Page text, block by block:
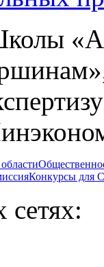
Конкурсы